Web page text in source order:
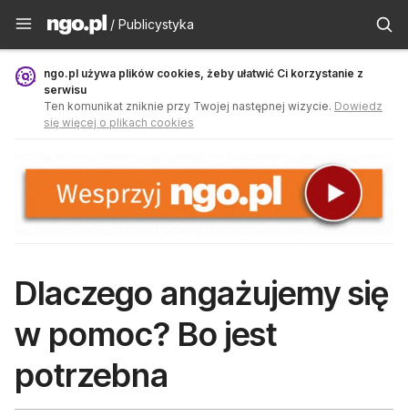
Publicystyka - ngo.pl
/ Publicystyka
ngo.pl używa plików cookies, żeby ułatwić Ci korzystanie z
serwisu
Ten komunikat zniknie przy Twojej następnej wizycie. Dowiedz
się więcej o plikach cookies
Dlaczego angażujemy się
w pomoc? Bo jest
potrzebna